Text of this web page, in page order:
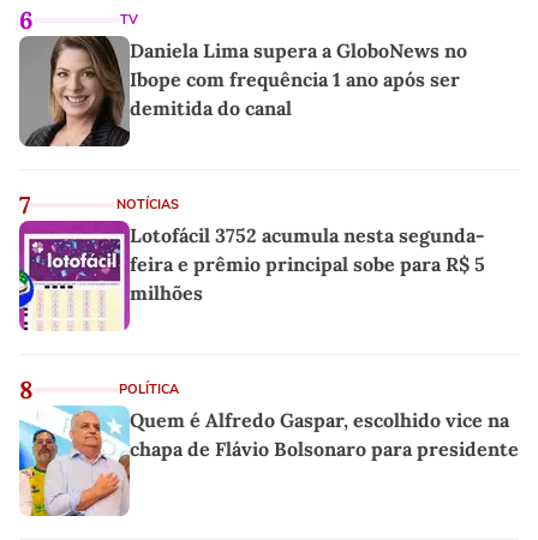
6 TV
Daniela Lima supera a GloboNews no
Ibope com frequência 1 ano após ser
demitida do canal
7 NOTÍCIAS
Lotofácil 3752 acumula nesta segunda-
feira e prêmio principal sobe para R$ 5
milhões
8 POLÍTICA
Quem é Alfredo Gaspar, escolhido vice na
chapa de Flávio Bolsonaro para presidente